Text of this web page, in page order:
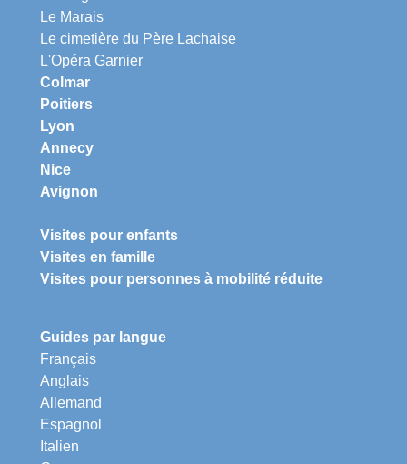
Le Marais
Le cimetière du Père Lachaise
L'Opéra Garnier
Colmar
Poitiers
Lyon
Annecy
Nice
Avignon
Visites pour enfants
Visites en famille
Visites pour personnes à mobilité réduite
Guides par langue
Français
Anglais
Allemand
Espagnol
Italien